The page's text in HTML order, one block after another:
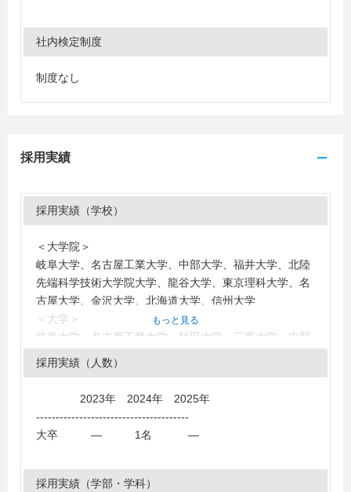
社内検定制度
制度なし
採用実績
採用実績（学校）
＜大学院＞
岐阜大学、名古屋工業大学、中部大学、福井大学、北陸
先端科学技術大学院大学、龍谷大学、東京理科大学、名
古屋大学、金沢大学、北海道大学、信州大学
＜大学＞
岐阜大学、名古屋工業大学、秋田大学、三重大学、中部
大学、名城大学、愛知工業大学、南山大学、愛知大学、
中京大学、愛知学院大学、日本大学、岐阜協立大学、中
学、拓殖大学、立教大学、岩手大学、北里大学、東海職
もっと見る
採用実績（人数）
2023年 2024年 2025年
---------------------------------------
大卒 ― 1名 ―
採用実績（学部・学科）